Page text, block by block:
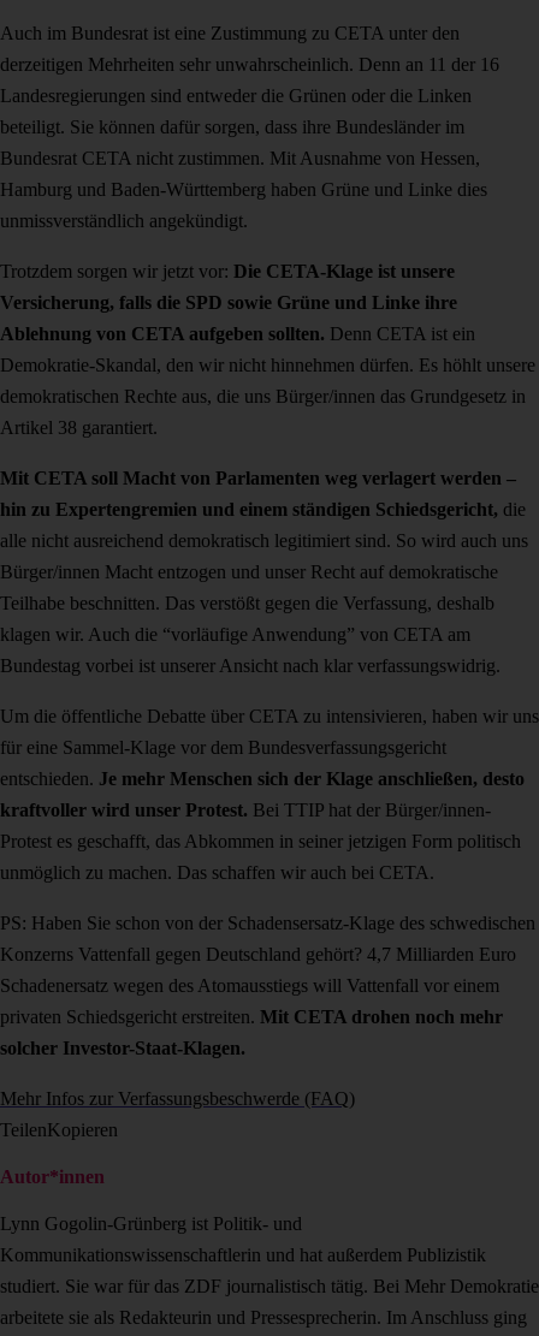
Auch im Bundesrat ist eine Zustimmung zu CETA unter den
derzeitigen Mehrheiten sehr unwahrscheinlich. Denn an 11 der 16
Landesregierungen sind entweder die Grünen oder die Linken
beteiligt. Sie können dafür sorgen, dass ihre Bundesländer im
Bundesrat CETA nicht zustimmen. Mit Ausnahme von Hessen,
Hamburg und Baden-Württemberg haben Grüne und Linke dies
unmissverständlich angekündigt.
Trotzdem sorgen wir jetzt vor: Die CETA-Klage ist unsere
Versicherung, falls die SPD sowie Grüne und Linke ihre
Ablehnung von CETA aufgeben sollten. Denn CETA ist ein
Demokratie-Skandal, den wir nicht hinnehmen dürfen. Es höhlt unsere
demokratischen Rechte aus, die uns Bürger/innen das Grundgesetz in
Artikel 38 garantiert.
Mit CETA soll Macht von Parlamenten weg verlagert werden –
hin zu Expertengremien und einem ständigen Schiedsgericht, die
alle nicht ausreichend demokratisch legitimiert sind. So wird auch uns
Bürger/innen Macht entzogen und unser Recht auf demokratische
Teilhabe beschnitten. Das verstößt gegen die Verfassung, deshalb
klagen wir. Auch die “vorläufige Anwendung” von CETA am
Bundestag vorbei ist unserer Ansicht nach klar verfassungswidrig.
Um die öffentliche Debatte über CETA zu intensivieren, haben wir uns
für eine Sammel-Klage vor dem Bundesverfassungsgericht
entschieden. Je mehr Menschen sich der Klage anschließen, desto
kraftvoller wird unser Protest. Bei TTIP hat der Bürger/innen-
Protest es geschafft, das Abkommen in seiner jetzigen Form politisch
unmöglich zu machen. Das schaffen wir auch bei CETA.
PS: Haben Sie schon von der Schadensersatz-Klage des schwedischen
Konzerns Vattenfall gegen Deutschland gehört? 4,7 Milliarden Euro
Schadenersatz wegen des Atomausstiegs will Vattenfall vor einem
privaten Schiedsgericht erstreiten. Mit CETA drohen noch mehr
solcher Investor-Staat-Klagen.
Mehr Infos zur Verfassungsbeschwerde (FAQ)
TeilenKopieren
Autor*innen
Lynn Gogolin-Grünberg ist Politik- und
Kommunikationswissenschaftlerin und hat außerdem Publizistik
studiert. Sie war für das ZDF journalistisch tätig. Bei Mehr Demokratie
arbeitete sie als Redakteurin und Pressesprecherin. Im Anschluss ging